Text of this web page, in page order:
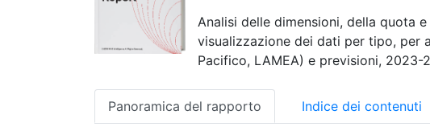
Analisi delle dimensioni, della quota
visualizzazione dei dati per tipo, per
Pacifico, LAMEA) e previsioni, 2023-
Panoramica del rapporto Indice dei contenuti